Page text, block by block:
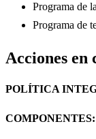
Programa de
Programa de
Acciones en
POLÍTICA
COMPONENTES: